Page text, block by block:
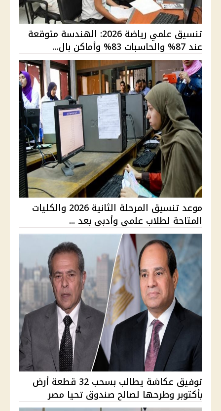
تنسيق علمي رياضة 2026: الهندسة متوقعة
عند 87% والحاسبات 83% وأماكن بال...
موعد تنسيق المرحلة الثانية 2026 والكليات
المتاحة لطلاب علمي وأدبي بعد ...
توفيق عكاشة يطالب بسحب 32 قطعة أرض
بأكتوبر وطرحها لصالح صندوق تحيا مصر